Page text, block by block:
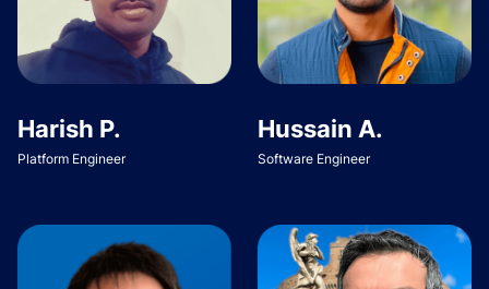
Harish P.
Platform Engineer
Hussain A.
Software Engineer